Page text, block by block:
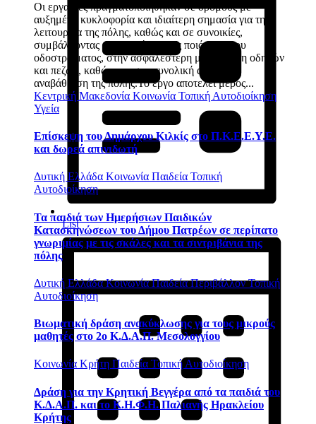
Οι εργασίες πραγματοποιήθηκαν σε δρόμους με
αυξημένη κυκλοφορία και ιδιαίτερη σημασία για τη
λειτουργία της πόλης, καθώς και σε συνοικίες,
συμβάλλοντας στη βελτίωση της ποιότητας του
οδοστρώματος, στην ασφαλέστερη μετακίνηση οδηγών
και πεζών, καθώς και στη συνολική αισθητική
αναβάθμιση της πόλης.Το έργο αποτελεί μέρος...
Κεντρική Μακεδονία Κοινωνία Τοπική Αυτοδιοίκηση
Υγεία
Επίσκεψη του Δημάρχου Κιλκίς στο Π.Κ.Ε.Ε.Υ.Ε.
και δωρεά απινιδωτή
Δυτική Ελλάδα Κοινωνία Παιδεία Τοπική
Αυτοδιοίκηση
Τα παιδιά των Ημερήσιων Παιδικών
Κατασκηνώσεων του Δήμου Πατρέων σε περίπατο
γνωριμίας με τις σκάλες και τα σιντριβάνια της
πόλης
Δυτική ΕλλάδαΚοινωνίαΠαιδείαΠεριβάλλονΤοπική
Αυτοδιοίκηση
Βιωματική δράση ανακύκλωσης για τους μικρούς
μαθητές στο 2ο Κ.Δ.Α.Π. Μεσολογγίου
Κοινωνία Κρήτη Παιδεία Τοπική Αυτοδιοίκηση
Δράση για την Κρητική Βεγγέρα από τα παιδιά του
Κ.Δ.Α.Π. και το Κ.Η.Φ.Η. Παλιανής Ηρακλείου
Κρήτης
List